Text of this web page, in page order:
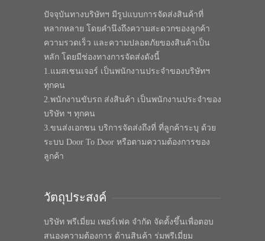
ปัจจุบันทางบริษัทฯ มีรูปแบบการจัดส่งสินค้าที่
หลากหลาย โดยคำนึงถึงความสะดวกของลูกค้า
ความรวดเร็ว และความปลอดภัยของสินค้าเป็น
หลัก โดยมีช่องทางการจัดส่งดังนี้
1.แมสเซนเจอร์ เป็นพนักงานประจำของบริษัทฯ
ทุกคน
2.พนักงานขับรถ ส่งสินค้า เป็นพนักงานประจำของ
บริษัท ฯ ทุกคน
3.ขนส่งเอกชน บริการจัดส่งถึงที่ ที่ลูกค้าระบุ ด้วย
ระบบ Door To Door หรือตามความต้องการของ
ลูกค้า
วัตถุประสงค์
บริษัท พรีเมี่ยม เพอร์เฟค จำกัด จัดตั้งขึ้นเพื่อตอบ
สนองความต้องการ ด้านสินค้า ร่มพรีเมี่ยม